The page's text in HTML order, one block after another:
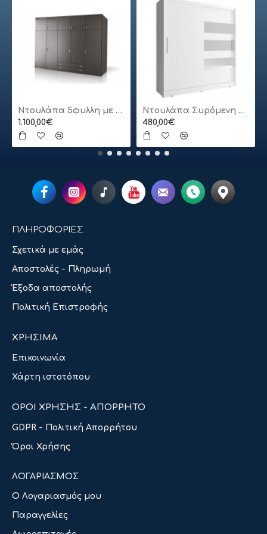
Ντουλάπα 5φυλλη με πατάρι
1.100,00€
Ντουλάπα Συρόμενη 24113-MJ3-180 Χρώμα Λευκό 180x200x62cm
480,00€
ΠΛΗΡΟΦΟΡΙΕΣ
Σχετικά με εμάς
Αποστολές - Πληρωμή
Έξοδα αποστολής
Πολιτική Επιστροφής
ΧΡΗΣΙΜΑ
Επικοινωνία
Χάρτη ιστοτόπου
ΟΡΟΙ ΧΡΗΣΗΣ - ΑΠΟΡΡΗΤΟ
GDPR - Πολιτική Απορρήτου
Όροι Χρήσης
ΛΟΓΑΡΙΑΣΜΟΣ
Ο Λογαριασμός μου
Παραγγελίες